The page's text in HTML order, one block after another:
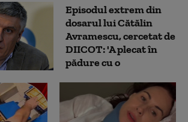
Episodul extrem din
dosarul lui Cătălin
Avramescu, cercetat de
DIICOT: 'A plecat în
pădure cu o